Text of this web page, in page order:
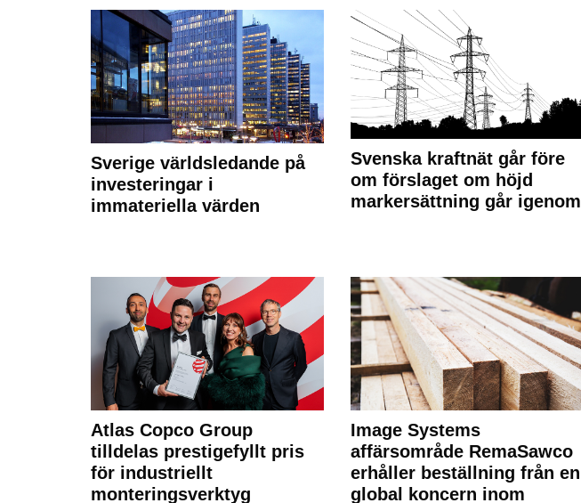
Sverige världsledande på
investeringar i
immateriella värden
Svenska kraftnät går före
om förslaget om höjd
markersättning går igenom
Atlas Copco Group
tilldelas prestigefyllt pris
för industriellt
monteringsverktyg
Image Systems
affärsområde RemaSawco
erhåller beställning från en
global koncern inom